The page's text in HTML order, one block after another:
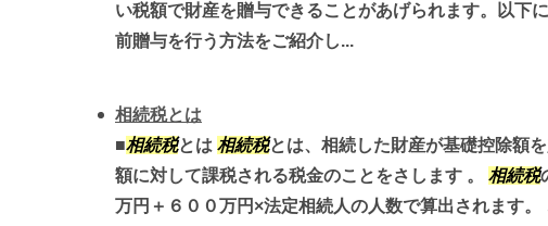
い税額で財産を贈与できることがあげられます。以下に
前贈与を行う方法をご紹介し...
相続税とは
■相続税とは 相続税とは、相続した財産が基礎控除額
額に対して課税される税金のことをさします 。 相続税
万円＋６００万円×法定相続人の人数で算出されます。